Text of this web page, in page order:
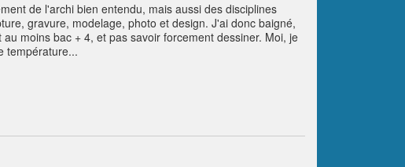
de l'archi bien entendu, mais aussi des disciplines
gravure, modelage, photo et design. J'ai donc baigné,
moins bac + 4, et pas savoir forcement dessiner. Moi, je
température...